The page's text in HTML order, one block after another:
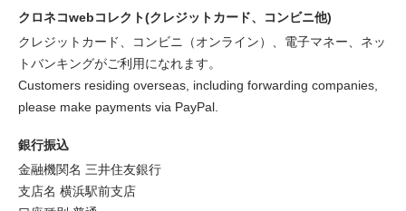
クロネコwebコレクト(クレジットカード、コンビニ他)
クレジットカード、コンビニ（オンライン）、電子マネー、ネッ
トバンキングがご利用になれます。
Customers residing overseas, including forwarding companies,
please make payments via PayPal.
銀行振込
金融機関名 三井住友銀行
支店名 横浜駅前支店